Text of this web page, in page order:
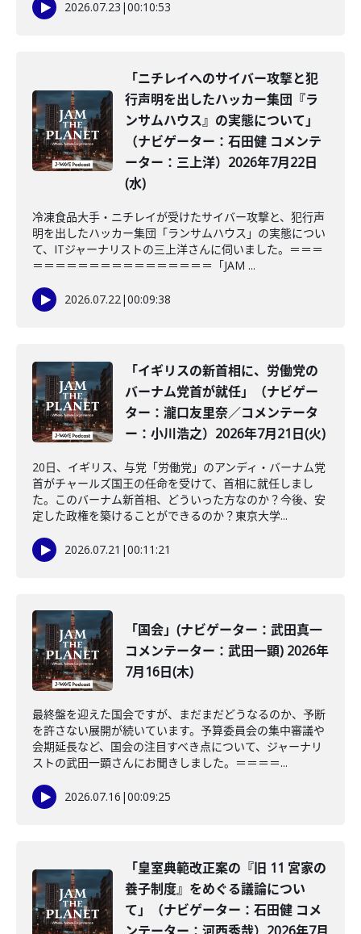
2026.07.23 |00:10:53
「ニチレイへのサイバー攻撃と犯
行声明を出したハッカー集団『ラ
ンサムハウス』の実態について」
（ナビゲーター：石田健 コメンテ
ーター：三上洋）2026年7月22日
(水)
冷凍食品大手・ニチレイが受けたサイバー攻撃と、犯行声
明を出したハッカー集団「ランサムハウス」の実態につい
て、ITジャーナリストの三上洋さんに伺いました。＝＝＝
＝＝＝＝＝＝＝＝＝＝＝＝＝＝＝＝「JAM ...
2026.07.22|00:09:38
「イギリスの新首相に、労働党の
バーナム党首が就任」（ナビゲー
ター：瀧口友里奈／コメンテータ
ー：小川浩之）2026年7月21日(火)
20日、イギリス、与党「労働党」のアンディ・バーナム党
首がチャールズ国王の任命を受けて、首相に就任しまし
た。このバーナム新首相、どういった方なのか？今後、安
定した政権を築けることができるのか？東京大学...
2026.07.21 |00:11:21
「国会」(ナビゲーター：武田真一
コメンテーター：武田一顕) 2026年
7月16日(木)
最終盤を迎えた国会ですが、まだまだどうなるのか、予断
を許さない展開が続いています。予算委員会の集中審議や
会期延長など、国会の注目すべき点について、ジャーナリ
ストの武田一顕さんにお聞きしました。＝＝＝＝...
2026.07.16 |00:09:25
「皇室典範改正案の『旧 11 宮家の
養子制度』をめぐる議論につい
て」（ナビゲーター：石田健 コメ